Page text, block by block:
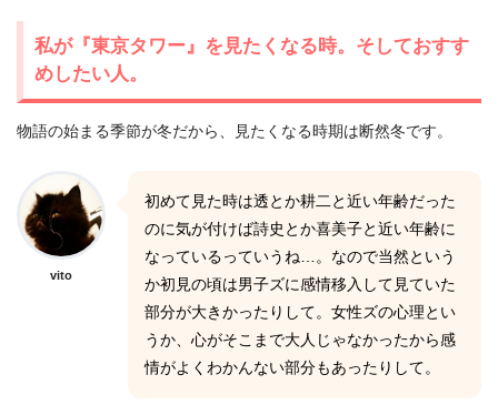
私が『東京タワー』を見たくなる時。そしておすす
めしたい人。
物語の始まる季節が冬だから、見たくなる時期は断然冬です。
vito
初めて見た時は透とか耕二と近い年齢だった
のに気が付けば詩史とか喜美子と近い年齢に
なっているっていうね…。なので当然という
か初見の頃は男子ズに感情移入して見ていた
部分が大きかったりして。女性ズの心理とい
うか、心がそこまで大人じゃなかったから感
情がよくわかんない部分もあったりして。